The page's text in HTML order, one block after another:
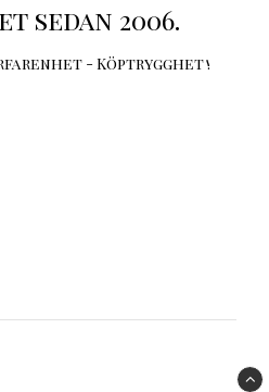
sedan 2006.
- Köptrygghet !